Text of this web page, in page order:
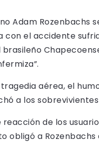
Adam Rozenbachs
con el accidente
aérea, el
a los sobrevivientes
de los
obligó a